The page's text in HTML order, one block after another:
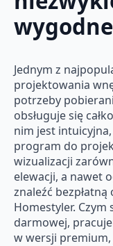
Jednym z
projektowania
potrzeby
obsługuje się
nim jest
program do
wizualizacji
elewacji, a nawet
znaleźć
Homestyler. Czym
darmowej,
w wersji premium,